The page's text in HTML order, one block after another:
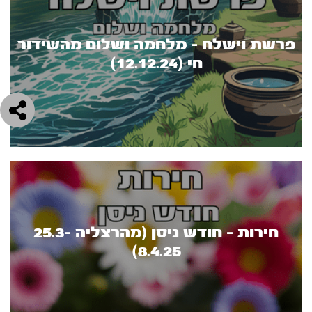
פרשת וישלח - מלחמה ושלום מהשידור
חי (12.12.24)
חירות - חודש ניסן (מהרצליה 25.3-
8.4.25)